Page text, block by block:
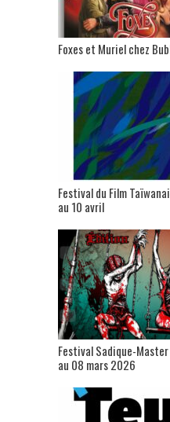
Foxes et Muriel chez
Festival du Film
au 10 avril
Festival Sadique-
au 08 mars 2026